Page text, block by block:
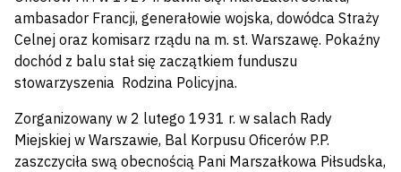
ambasador Francji, generałowie wojska, dowódca Straży
Celnej oraz komisarz rządu na m. st. Warszawę. Pokaźny
dochód z balu stał się zaczątkiem funduszu
stowarzyszenia Rodzina Policyjna.
Zorganizowany w 2 lutego 1931 r. w salach Rady
Miejskiej w Warszawie, Bal Korpusu Oficerów P.P.
zaszczyciła swą obecnością Pani Marszałkowa Piłsudska,